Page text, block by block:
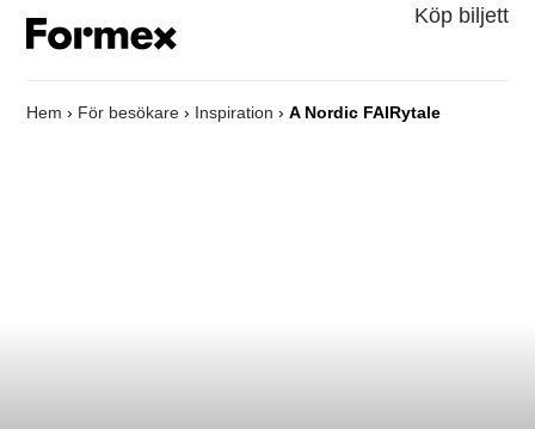
Köp biljett
Hem › För besökare › Inspiration ›A Nordic FAIRytale